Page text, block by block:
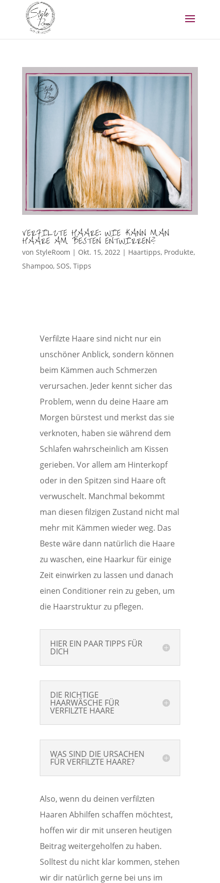
VERFILZTE HAARE: WIE KANN MAN
HAARE AM BESTEN ENTWIRREN?
von StyleRoom | Okt. 15, 2022| Haartipps, Produkte,
Shampoo, SOS, Tipps
Verfilzte Haare sind nicht nur ein
unschöner Anblick, sondern können
beim Kämmen auch Schmerzen
verursachen. Jeder kennt sicher das
Problem, wenn du deine Haare am
Morgen bürstest und merkst das sie
verknoten, haben sie während dem
Schlafen wahrscheinlich am Kissen
gerieben. Vor allem am Hinterkopf
oder in den Spitzen sind Haare oft
verwuschelt. Manchmal bekommt
man diesen filzigen Zustand nicht mal
mehr mit Kämmen wieder weg. Das
Beste wäre dann natürlich die Haare
zu waschen, eine Haarkur für einige
Zeit einwirken zu lassen und danach
einen Conditioner rein zu geben, um
die Haarstruktur zu pflegen.
HIER EIN PAAR TIPPS FÜR
DICH
DIE RICHTIGE
HAARWÄSCHE FÜR
VERFILZTE HAARE
WAS SIND DIE URSACHEN
FÜR VERFILZTE HAARE?
Also, wenn du deinen verfilzten
Haaren Abhilfen schaffen möchtest,
hoffen wir dir mit unseren heutigen
Beitrag weitergeholfen zu haben.
Solltest du nicht klar kommen, stehen
wir dir natürlich gerne bei uns im